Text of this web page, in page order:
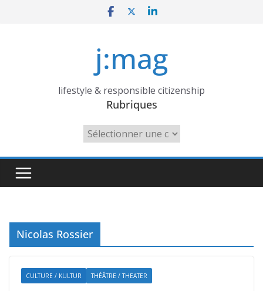
j:mag
lifestyle & responsible citizenship
Rubriques
Rubriques
Nicolas Rossier
CULTURE / KULTUR THÉÂTRE / THEATER